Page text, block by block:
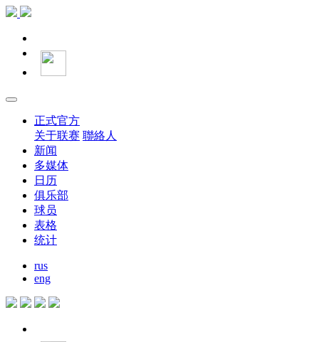
正式官方
关于联赛 聯絡人
新闻
多媒体
日历
俱乐部
球员
表格
统计
rus
eng